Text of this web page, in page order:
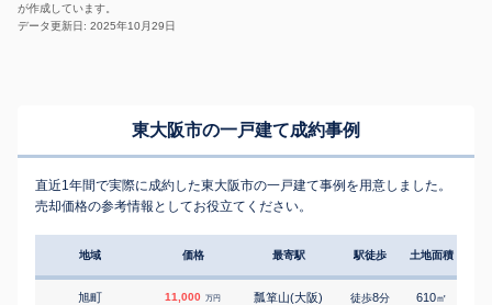
が作成しています。
データ更新日: 2025年10月29日
東大阪市の一戸建て成約事例
直近1年間で実際に成約した東大阪市の一戸建て事例を用意しました。
売却価格の参考情報としてお役立てください。
地域 価格 最寄駅 駅徒歩 土地面積
旭町 11,000 万円 瓢箪山(大阪) 徒歩8分 610㎡